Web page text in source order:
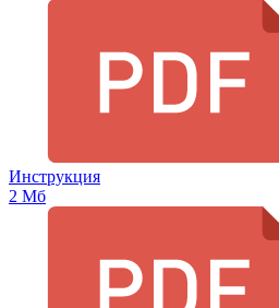
Инструкция
2 Мб